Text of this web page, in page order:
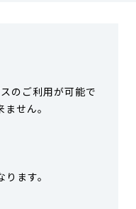
のご利用が可能で
せん。
ます。